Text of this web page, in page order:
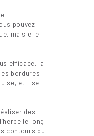
pouvez
mais elle
efficace, la
bordures
et il se
des
le long
contours du